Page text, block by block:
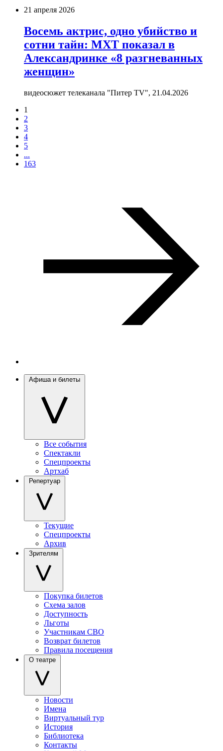
21 апреля 2026
Восемь актрис, одно убийство и
сотни тайн: МХТ показал в
Александринке «8 разгневанных
женщин»
видеосюжет телеканала "Питер TV", 21.04.2026
1
2
3
4
5
...
163
Афиша и билеты
Все события
Спектакли
Спецпроекты
Артхаб
Репертуар
Текущие
Спецпроекты
Архив
Зрителям
Покупка билетов
Схема залов
Доступность
Льготы
Участникам СВО
Возврат билетов
Правила посещения
О театре
Новости
Имена
Виртуальный тур
История
Библиотека
Контакты